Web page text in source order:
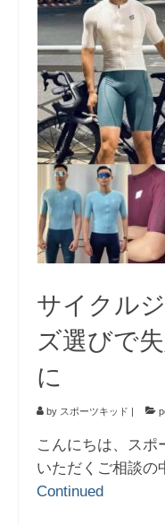
サイクル
ズ選びで
に
by スポーツキッド |
こんにちは、スポ
いただくご相談
Continued